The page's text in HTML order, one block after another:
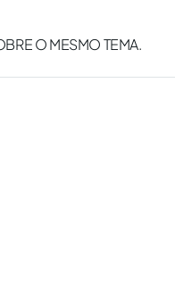
O MESMO TEMA.